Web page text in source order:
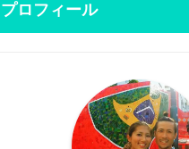
プロフィール